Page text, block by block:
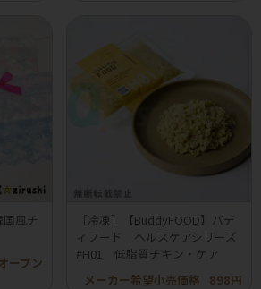
国風チ
ープン
［冷凍］【BuddyFOOD】バデ
ィフード ヘルスケアシリーズ
#H01 低脂質チキン・ケア
メーカー希望小売価格
898円